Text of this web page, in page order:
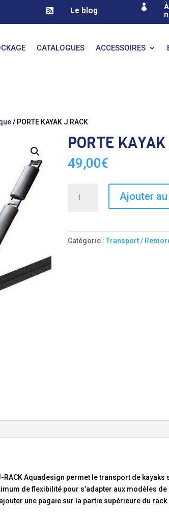
 Le blog 
CATALOGUES ACCESSOIRES
/ PORTE KAYAK J RACK
PORTE
49,00€
RACK
Ajouter
Catégorie :Transport /
RACK Aquadesign permet le transport de
de flexibilité pour s’adapter aux modèles de
une pagaie sur la partie supérieure du